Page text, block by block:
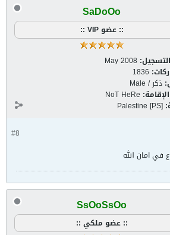
SaDoOo
:: عضو VIP ::
May 2008
1836
ذكر / Male
NoT HeRe
Palestine [PS]
#8
في امان الله
SsOoSsOo
:: عضو ملكي ::